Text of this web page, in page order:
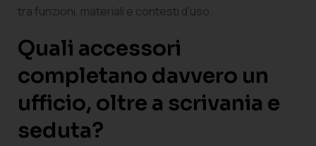
tra funzioni, materiali e contesti d’uso.
Quali accessori
completano davvero un
ufficio, oltre a scrivania e
seduta?